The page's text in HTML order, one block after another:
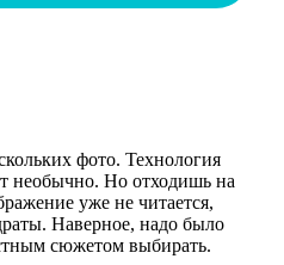
фото. Технология
необычно. Но отходишь на
уже не читается,
Наверное, надо было
сюжетом выбирать.